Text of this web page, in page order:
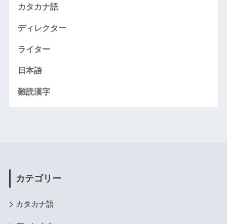
カタカナ語
ディレクター
ライター
日本語
難読漢字
カテゴリー
カタカナ語